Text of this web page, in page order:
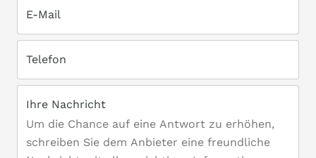
E-Mail
Telefon
Ihre Nachricht